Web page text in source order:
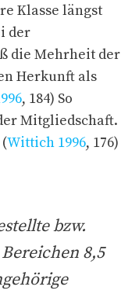
Klasse längst
der
die Mehrheit der
Herkunft als
, 184) So
Mitgliedschaft.
Wittich 1996, 176)
bzw.
8,5